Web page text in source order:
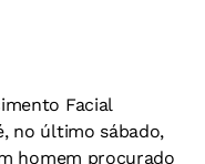
Facial
no último sábado,
homem procurado